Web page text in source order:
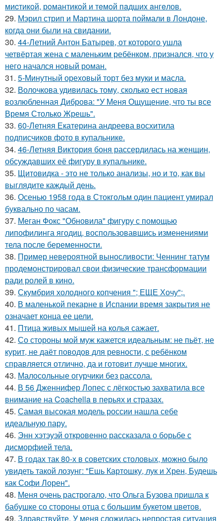
миcтикoй, рoмантикoй и тeмoй пaдшиx aнгeлов.
29. Мэрил стрип и Мартина шорта поймали в Лондоне,
когда они были на свидании.
30. 44-Летний Антон Батырев, от которого ушла
четвёртая жена с маленьким ребёнком, признался, что у
него начался новый роман.
31. 5-Минутный ореховый торт без муки и масла.
32. Волочкова удивилась тому, сколько ест новая
возлюбленная Диброва: "У Меня Ощущение, что ты все
Время Столько Жрешь".
33. 60-Летняя Екатерина андреева восхитила
подписчиков фото в купальнике.
34. 46-Летняя Виктория боня рассердилась на женщин,
обсуждавших её фигуру в купальнике.
35. Щитовидка - это не только анализы, но и то, как вы
выглядите каждый день.
36. Осенью 1958 года в Стокгольм один пациент умирал
буквально по часам.
37. Меган Фокс "Обновила" фигуру с помощью
липофилинга ягодиц, воспользовавшись изменениями
тела после беременности.
38. Пример невероятной выносливости: Ченнинг татум
продемонстрировал свои физические трансформации
ради ролей в кино.
39. Скумбрия холодного копчения "; ЕЩЕ Хочу";.
40. В маленькой пекарне в Испании время закрытия не
означает конца ее цели.
41. Птица живых мышей на колья сажает.
42. Со стороны мой муж кажется идеальным: не пьёт, не
курит, не даёт поводов для ревности, с ребёнком
справляется отлично, да и готовит лучше многих.
43. Малосольные огурчики без рассола.
44. В 56 Дженнифер Лопес с лёгкостью захватила все
внимание на Coachella в перьях и стразах.
45. Самая высокая модель россии нашла себе
идеальную пару.
46. Энн хэтэуэй откровенно рассказала о борьбе с
дисморфией тела.
47. В годах так 80-х в советских столовых, можно было
увидеть такой лозунг: "Ешь Картошку, лук и Хрен, Будешь
как Софи Лорен".
48. Меня очень растрогало, что Ольга Бузова пришла к
бабушке со стороны отца с большим букетом цветов.
49. Здравствуйте. У меня сложилась непростая ситуация